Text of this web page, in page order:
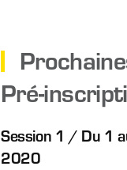
Pré-
Session 1 / Du 1
2020